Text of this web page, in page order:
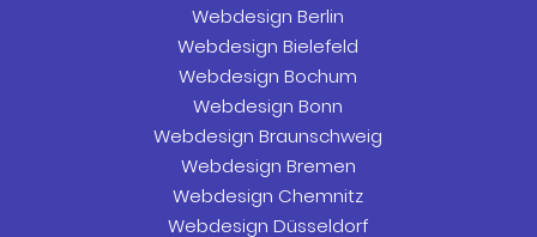
Webdesign Berlin
Webdesign Bielefeld
Webdesign Bochum
Webdesign Bonn
Webdesign Braunschweig
Webdesign Bremen
Webdesign Chemnitz
Webdesign Düsseldorf